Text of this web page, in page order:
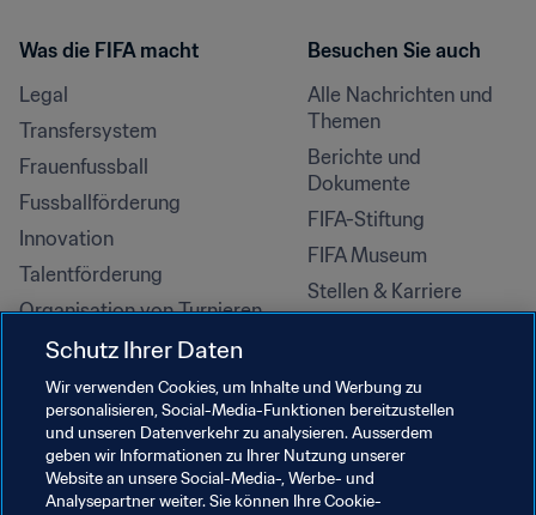
Was die FIFA macht
Legal
Transfersystem
Frauenfussball
Fussballförderung
Innovation
Talentförderung
Organisation von Turnieren
Nachhaltigkeit
Menschenrechte und
Antidiskriminierung
Gesundheit und Medizin
Bildungsinitiativen
Besuchen Sie auch
Alle Nachrichten und
Themen
Berichte und
Dokumente
FIFA-Stiftung
FIFA Museum
Stellen & Karriere
Schutz Ihrer Daten
Wir verwenden Cookies, um Inhalte und Werbung zu
personalisieren, Social-Media-Funktionen bereitzustellen
und unseren Datenverkehr zu analysieren. Ausserdem
geben wir Informationen zu Ihrer Nutzung unserer
Website an unsere Social-Media-, Werbe- und
Analysepartner weiter. Sie können Ihre Cookie-